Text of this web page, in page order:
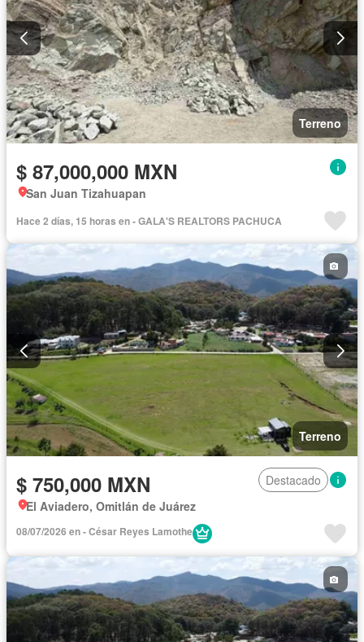
Terreno
$ 87,000,000 MXN
San Juan Tizahuapan
Hace 2 días, 15 horas en - GALA'S REALTORS PACHUCA
Terreno
$ 750,000 MXN
Destacado
El Aviadero, Omitlán de Juárez
08/07/2026 en - César Reyes Lamothe